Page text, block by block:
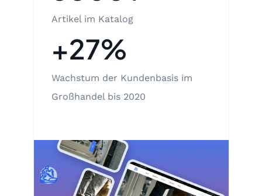
Artikel im Katalog
+27%
Wachstum der Kundenbasis im
Großhandel bis 2020